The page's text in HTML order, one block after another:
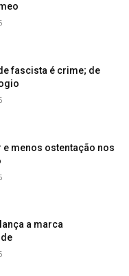
fascista é crime; de
e menos ostentação nos
a marca